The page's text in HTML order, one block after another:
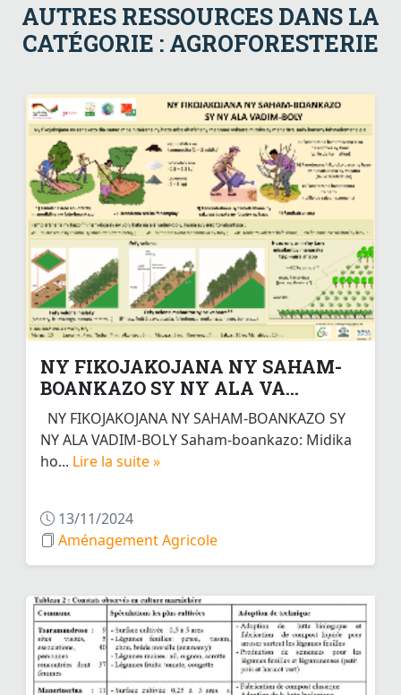
AUTRES RESSOURCES DANS LA
CATÉGORIE : AGROFORESTERIE
NY FIKOJAKOJANA NY SAHAM-
BOANKAZO SY NY ALA VA...
NY FIKOJAKOJANA NY SAHAM-BOANKAZO SY
NY ALA VADIM-BOLY Saham-boankazo: Midika
ho... Lire la suite »
13/11/2024
Aménagement Agricole